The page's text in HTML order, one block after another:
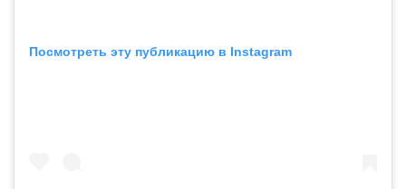
Посмотреть эту публикацию в Instagram